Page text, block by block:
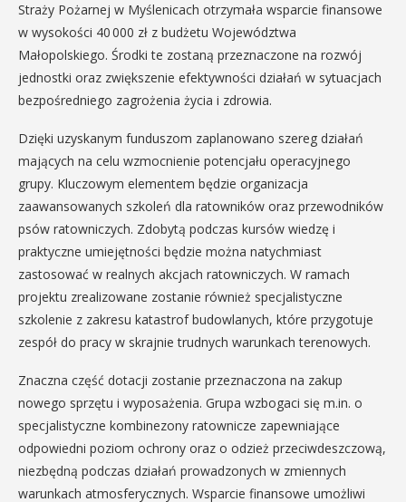
Straży Pożarnej w Myślenicach otrzymała wsparcie finansowe
w wysokości 40 000 zł z budżetu Województwa
Małopolskiego. Środki te zostaną przeznaczone na rozwój
jednostki oraz zwiększenie efektywności działań w sytuacjach
bezpośredniego zagrożenia życia i zdrowia.
Dzięki uzyskanym funduszom zaplanowano szereg działań
mających na celu wzmocnienie potencjału operacyjnego
grupy. Kluczowym elementem będzie organizacja
zaawansowanych szkoleń dla ratowników oraz przewodników
psów ratowniczych. Zdobytą podczas kursów wiedzę i
praktyczne umiejętności będzie można natychmiast
zastosować w realnych akcjach ratowniczych. W ramach
projektu zrealizowane zostanie również specjalistyczne
szkolenie z zakresu katastrof budowlanych, które przygotuje
zespół do pracy w skrajnie trudnych warunkach terenowych.
Znaczna część dotacji zostanie przeznaczona na zakup
nowego sprzętu i wyposażenia. Grupa wzbogaci się m.in. o
specjalistyczne kombinezony ratownicze zapewniające
odpowiedni poziom ochrony oraz o odzież przeciwdeszczową,
niezbędną podczas działań prowadzonych w zmiennych
warunkach atmosferycznych. Wsparcie finansowe umożliwi